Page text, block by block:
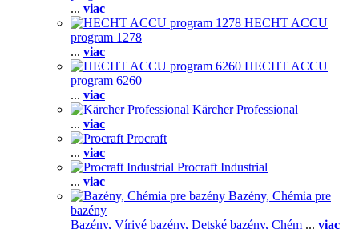
... viac
HECHT ACCU
program 1278
... viac
HECHT ACCU
program 6260
... viac
Kärcher Professional
... viac
Procraft
... viac
Procraft Industrial
... viac
Bazény, Chémia pre
bazény
Bazény, Vírivé bazény, Detské bazény, Chém ... viac